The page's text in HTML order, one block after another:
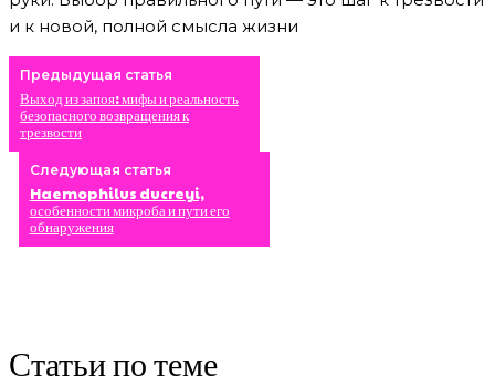
и к новой, полной смысла жизни
Предыдущая статья
Выход из запоя: мифы и реальность
безопасного возвращения к
трезвости
Следующая статья
Haemophilus ducreyi,
особенности микроба и пути его
обнаружения
Статьи по теме